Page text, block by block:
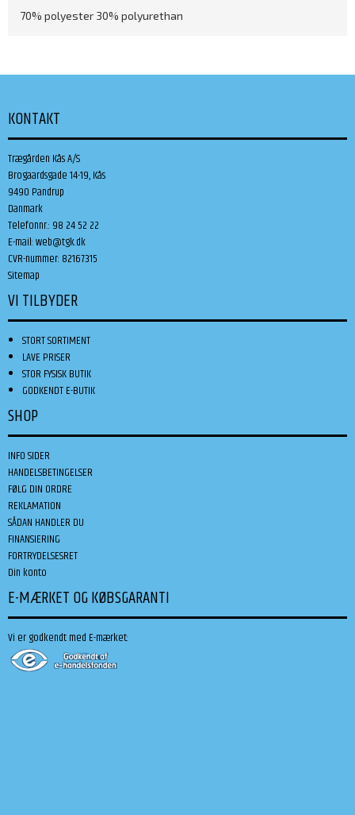
70% polyester 30% polyurethan
KONTAKT
Trægården Kås A/S
Brogaardsgade 14-19, Kås
9490 Pandrup
Danmark
Telefonnr.: 98 24 52 22
E-mail:web@tgk.dk
CVR-nummer: 82167315
Sitemap
VI TILBYDER
STORT SORTIMENT
LAVE PRISER
STOR FYSISK BUTIK
GODKENDT E-BUTIK
SHOP
INFO SIDER
HANDELSBETINGELSER
FØLG DIN ORDRE
REKLAMATION
SÅDAN HANDLER DU
FINANSIERING
FORTRYDELSESRET
Din konto
E-MÆRKET OG KØBSGARANTI
Vi er godkendt med E-mærket: